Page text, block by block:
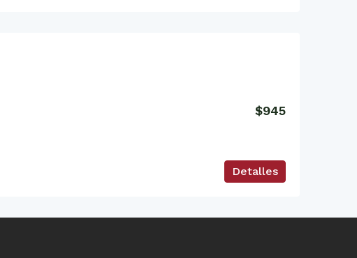
$945
Detalles